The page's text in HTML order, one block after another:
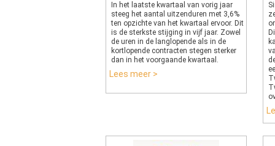
In het laatste kwartaal van vorig jaar
steeg het aantal uitzenduren met 3,6%
ten opzichte van het kwartaal ervoor. Dit
is de sterkste stijging in vijf jaar. Zowel
de uren in de langlopende als in de
kortlopende contracten stegen sterker
dan in het voorgaande kwartaal.
Lees meer >